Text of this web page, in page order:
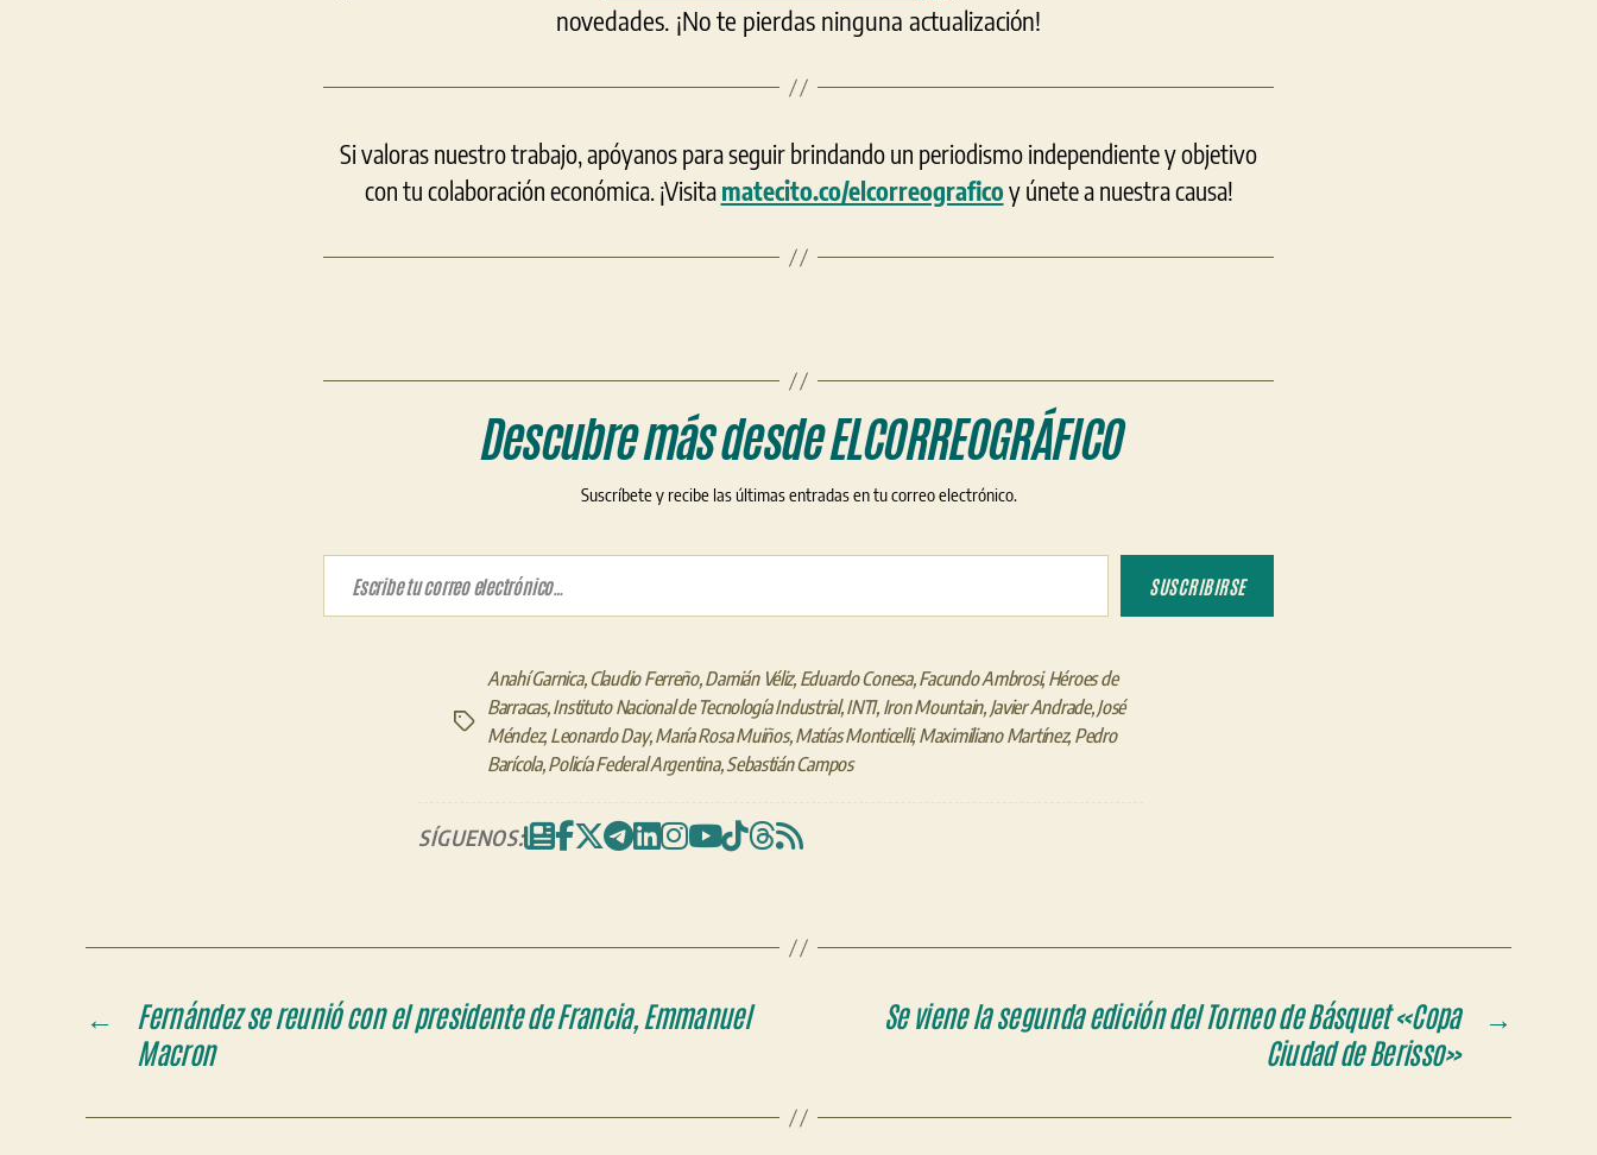
novedades. ¡No te pierdas ninguna actualización!
Si valoras nuestro trabajo, apóyanos para seguir brindando un periodismo independiente y objetivo
con tu colaboración económica. ¡Visitamatecito.co/elcorreograficoy únete a nuestra causa!
Descubre más desde ELCORREOGRÁFICO
Suscríbete y recibe las últimas entradas en tu correo electrónico.
Escribe tu correo electrónico…
SUSCRIBIRSE
Etiquetas
Anahí Garnica,Claudio Ferreño,Damián Véliz, Eduardo Conesa,Facundo Ambrosi,Héroes de
Barracas,Instituto Nacional de Tecnología Industrial,INTI, Iron Mountain, Javier Andrade,José
Méndez, Leonardo Day,María Rosa Muiños,Matías Monticelli,Maximiliano Martínez, Pedro
Barícola,Policía Federal Argentina,Sebastián Campos
SÍGUENOS:
←
Fernández se reunió con el presidente de Francia, Emmanuel
Macron
→
Se viene la segunda edición del Torneo de Básquet «Copa
Ciudad de Berisso»